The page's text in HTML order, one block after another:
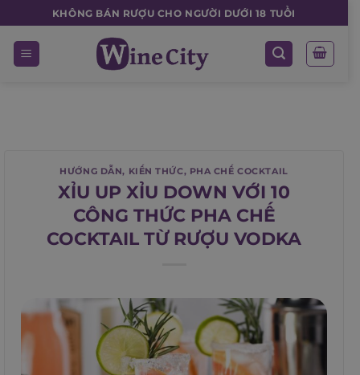
to
content
KHÔNG BÁN RƯỢU CHO NGƯỜI DƯỚI 18 TUỔI
HƯỚNG DẪN, KIẾN THỨC, PHA CHẾ COCKTAIL
XỈU UP XỈU DOWN VỚI 10
CÔNG THỨC PHA CHẾ
COCKTAIL TỪ RƯỢU VODKA